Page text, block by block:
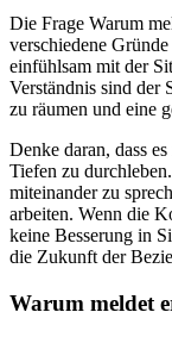
Die Frage Warum
verschiedene
einfühlsam mit der
Verständnis sind der
zu räumen und eine
Denke daran, dass
Tiefen zu
miteinander zu
arbeiten. Wenn die
keine Besserung in
die Zukunft der
Warum meldet